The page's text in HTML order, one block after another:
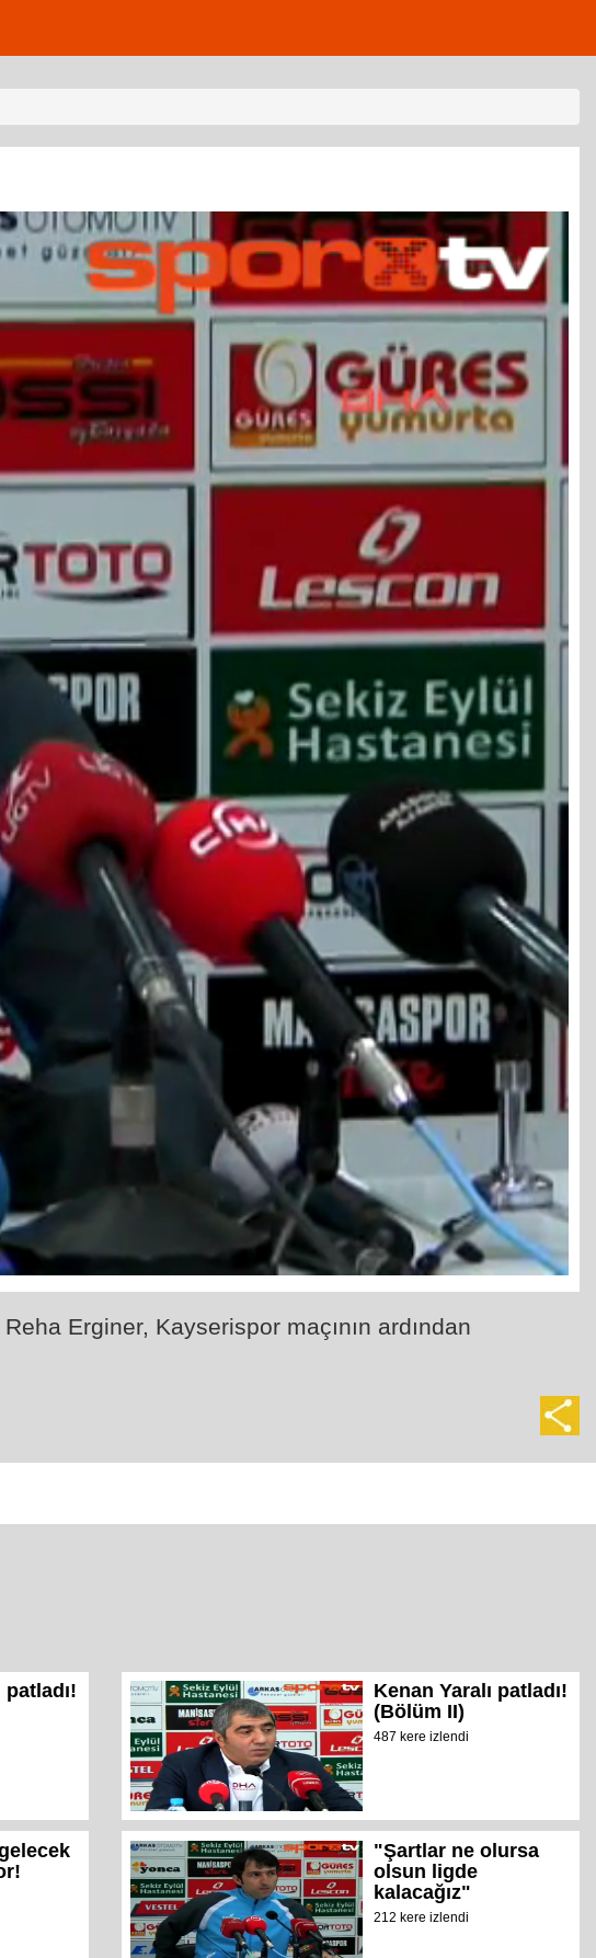
Erginer, Kayserispor maçının ardından
patladı!
Kenan Yaralı patladı!
(Bölüm II)
487 kere izlendi
"Şartlar ne olursa
olsun ligde
kalacağız"
212 kere izlendi